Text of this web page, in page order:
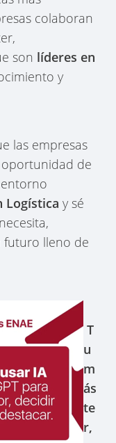
colaboran
son líderes en
y
las empresas
de
Logística y sé
futuro lleno de
T
u
m
ás
te
r,